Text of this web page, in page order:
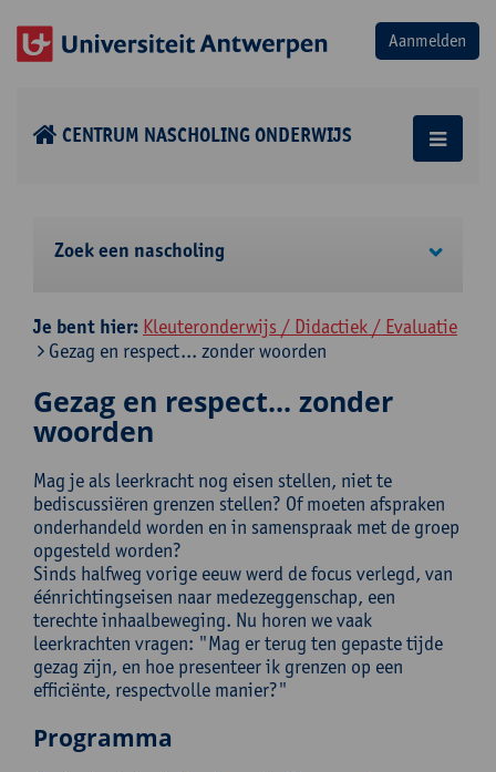
CENTRUM NASCHOLING ONDERWIJS
Zoek een nascholing
Je bent hier: Kleuteronderwijs / Didactiek / Evaluatie
Gezag en respect... zonder woorden
Gezag en respect... zonder
woorden
Mag je als leerkracht nog eisen stellen, niet te
bediscussiëren grenzen stellen? Of moeten afspraken
onderhandeld worden en in samenspraak met de groep
opgesteld worden?
Sinds halfweg vorige eeuw werd de focus verlegd, van
éénrichtingseisen naar medezeggenschap, een
terechte inhaalbeweging. Nu horen we vaak
leerkrachten vragen: "Mag er terug ten gepaste tijde
gezag zijn, en hoe presenteer ik grenzen op een
efficiënte, respectvolle manier?"
Programma